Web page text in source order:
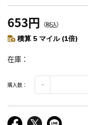
653円 （税込）
積算 5 マイル (1倍)
在庫
購入数：